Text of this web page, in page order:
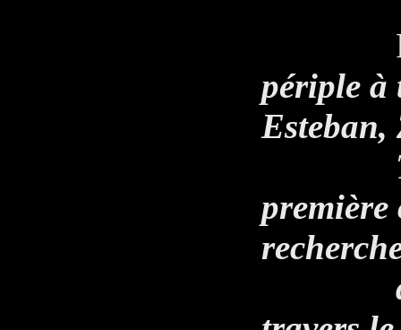
périple à
Esteban,
Tao
des